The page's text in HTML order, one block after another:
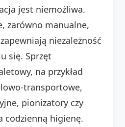
jest niemożliwa.
zarówno manualne,
niezależność
się. Sprzęt
na przykład
transportowe,
pionizatory czy
codzienną higienę.